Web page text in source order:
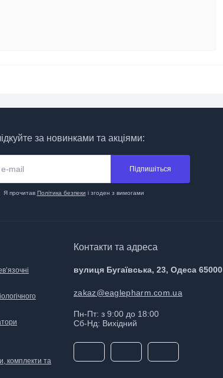
за новинками та акціями:
Підпишіться
Я прочитав Політика безпеки і згоден з вимогами
комплекти та
Контакти та адреса
вулиця Бугаївська, 23, Одеса 65000
zakaz@eaglepharm.com.ua
Пн-Пт: з 9:00 до 18:00
Сб-Нд: Вихідний